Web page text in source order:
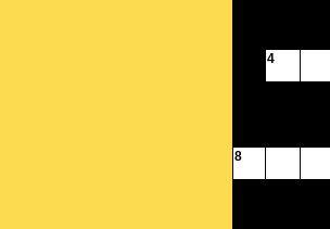
4
8